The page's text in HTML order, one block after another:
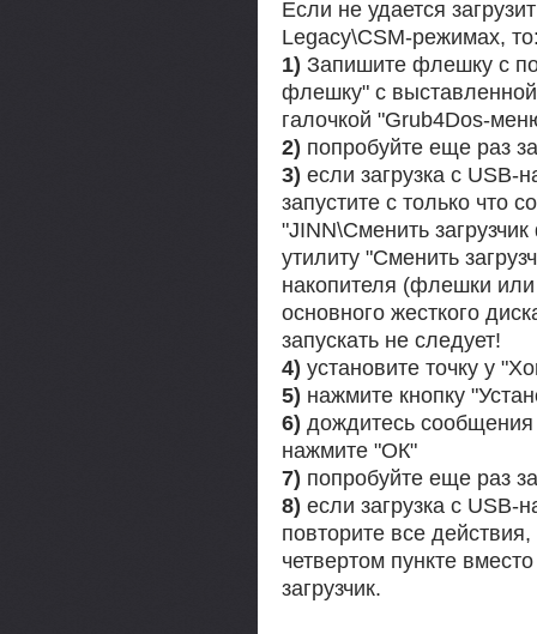
Если не удается
Legacy\CSM-режимах,
1) Запишите флешку с
флешку" с
галочкой "Grub4Dos-
2) попробуйте еще раз
3) если загрузка с USB-
запустите с только что
"JINN\Сменить
утилиту "Сменить
накопителя (флешки или
основного жесткого
запускать не следует!
4) установите точку у
5) нажмите кнопку
6) дождитесь сообщения
нажмите "ОК"
7) попробуйте еще раз
8) если загрузка с USB-
повторите все
четвертом пункте
загрузчик.